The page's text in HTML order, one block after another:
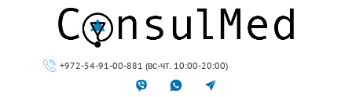
+972-54-91-00-881 (вс-чт. 10:00-20:00)